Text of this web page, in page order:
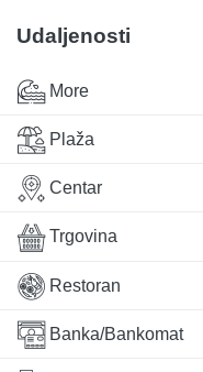
Udaljenosti
More
Plaža
Centar
Trgovina
Restoran
Banka/Bankomat